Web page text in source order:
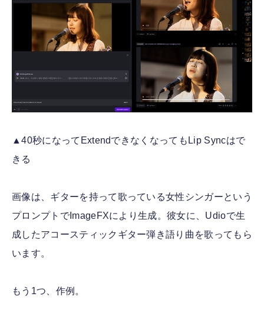
▲40秒になってExtendできなくなってもLip Syncはで
きる
画像は、ギターを持って歌っている女性シンガーという
プロンプトでImageFXにより生成。彼女に、Udioで生
成したアコースティックギター弾き語り曲を歌ってもら
います。
もう1つ、作例。